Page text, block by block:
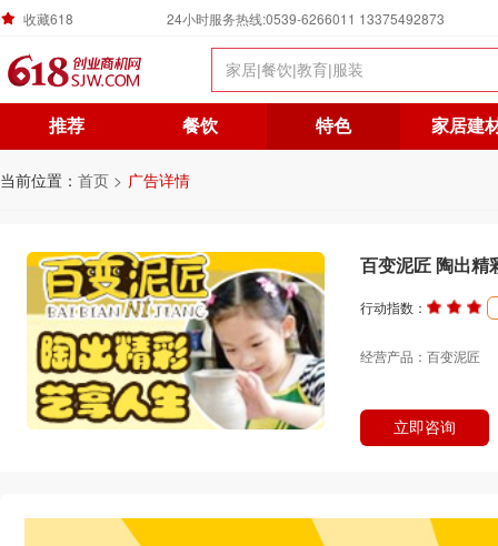
收藏618 24小时服务热线:0539-6266011 13375492873
推荐 餐饮 特色 家居建
当前位置： 首页 > 广告详情
百变泥匠 陶出精
行动指数：
经营产品：百变泥匠
立即咨询